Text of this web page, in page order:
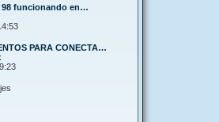
98 funcionando en…
PARA CONECTA…